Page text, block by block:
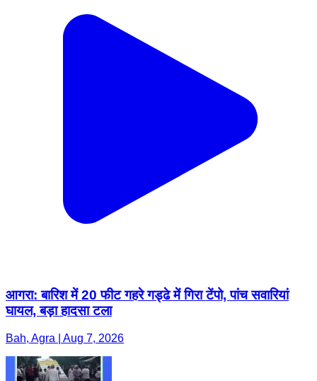
आगरा: बारिश में 20 फीट गहरे गड्ढे में गिरा टेंपो, पांच सवारियां
घायल, बड़ा हादसा टला
Bah, Agra | Aug 7, 2026